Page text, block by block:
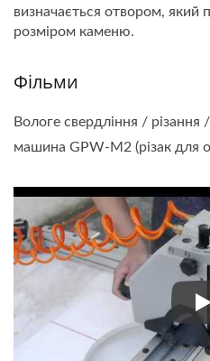
визначається отвором, який
розміром каменю.
Фільми
Вологе свердління /
машина GPW-M2 (різак для